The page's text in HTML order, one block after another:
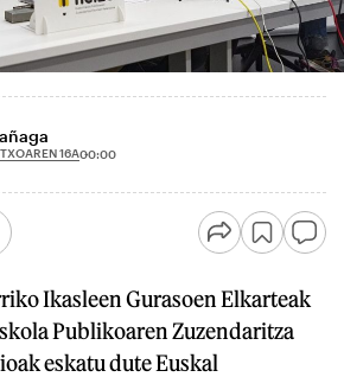
16A00:00
Ikasleen Gurasoen Elkarteak
Publikoaren Zuzendaritza
eskatu dute Euskal